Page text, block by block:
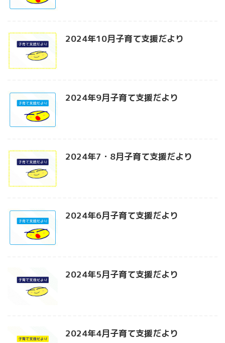
2024年10月子育て支援だより
2024年9月子育て支援だより
2024年7・8月子育て支援だより
2024年6月子育て支援だより
2024年5月子育て支援だより
2024年4月子育て支援だより